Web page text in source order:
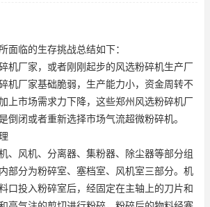
面临的生存挑战总结如下：
机厂家，或者刚刚起步的风选粉碎机生产厂
机厂家基础脆弱，生产能力小，资金周转不
上市场需求力下降，这些郑州风选粉碎机厂
倒闭或者重新选择市场气流超微粉碎机。
、风机、分离器、集粉器、除尘器等部分组
部分为粉碎室、塞档室、风机室三部分。机
口投入粉碎室后，经固定在主轴上的刀片和